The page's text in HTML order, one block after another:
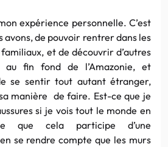
expérience personnelle. C’est
avons, de pouvoir rentrer dans les
et de découvrir d’autres
au fin fond de l’Amazonie, et
se sentir tout autant étranger,
manière de faire. Est-ce que je
si je vois tout le monde en
que cela participe d’une
se rendre compte que les murs